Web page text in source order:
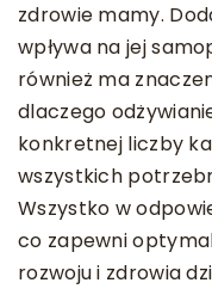
zdrowie mamy.
wpływa na jej
również ma
dlaczego
konkretnej liczby
wszystkich
Wszystko w
co zapewni
rozwoju i zdrowia